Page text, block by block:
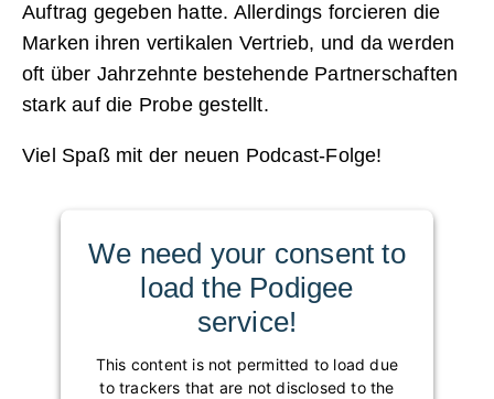
Auftrag gegeben hatte. Allerdings forcieren die
Marken ihren vertikalen Vertrieb, und da werden
oft über Jahrzehnte bestehende Partnerschaften
stark auf die Probe gestellt.
Viel Spaß mit der neuen Podcast-Folge!
We need your consent to
load the Podigee
service!
This content is not permitted to load due
to trackers that are not disclosed to the